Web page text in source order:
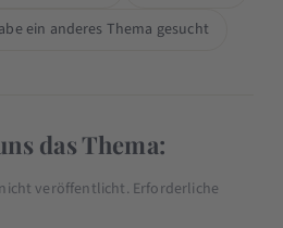
ein anderes Thema gesucht
das Thema:
veröffentlicht. Erforderliche